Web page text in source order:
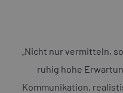
„Nicht nur vermitteln,
ruhig hohe
Kommunikation,